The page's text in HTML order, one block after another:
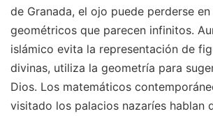
de Granada, el ojo puede perderse
geométricos que parecen infinitos.
islámico evita la representación de
divinas, utiliza la geometría para
Dios. Los matemáticos
visitado los palacios nazaríes hablan